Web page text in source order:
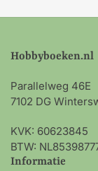
Hobbyboeken.nl
Parallelweg 46E
7102 DG
KVK: 60623845
BTW:
Informatie